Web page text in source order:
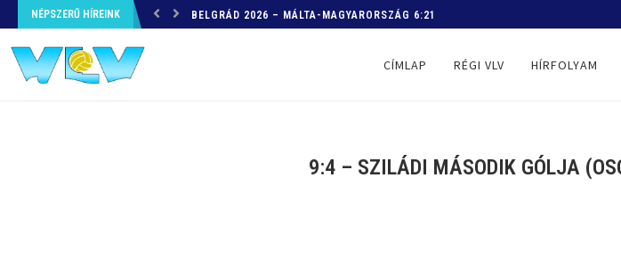
NÉPSZERŰ HÍREINK HELYZETKÉP AZ EB-RŐL – A TOVÁBBI PROGRAM
CÍMLAP RÉGI VLV HÍRFOLYAM
9:4 – SZILÁDI MÁSODIK GÓLJA